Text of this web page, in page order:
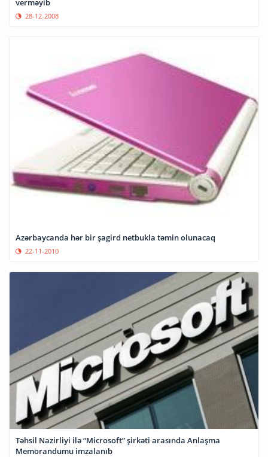
verməyib
28-12-2008
Azərbaycanda hər bir şagird netbukla təmin olunacaq
22-11-2010
Təhsil Nazirliyi ilə “Microsoft” şirkəti arasında Anlaşma
Memorandumu imzalanıb